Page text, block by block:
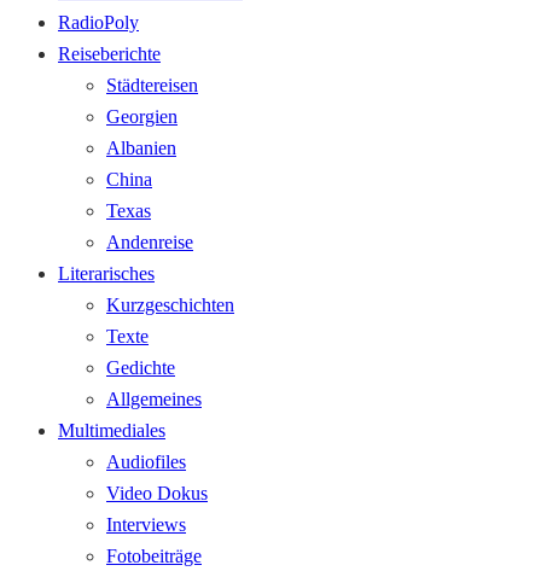
RadioPoly
Reiseberichte
Städtereisen
Georgien
Albanien
China
Texas
Andenreise
Literarisches
Kurzgeschichten
Texte
Gedichte
Allgemeines
Multimediales
Audiofiles
Video Dokus
Interviews
Fotobeiträge